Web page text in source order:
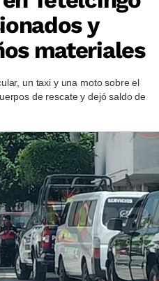
y
materiales
un taxi y una moto sobre el
de rescate y dejó saldo de